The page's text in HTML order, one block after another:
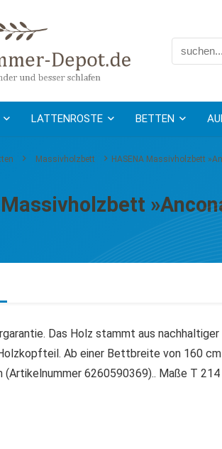
LATTENROSTE BETTEN
Massivholzbett HASENA Massivholzbett
Das Holz stammt aus
Ab einer Bettbreite von 160
(Artikelnummer 6260590369).. Maße T